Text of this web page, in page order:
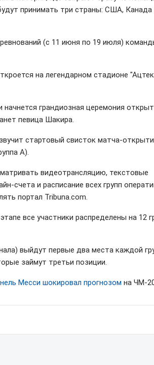
принимать три страны: США, Канада
(с 11 июня по 19 июля)
на легендарном стадионе
начнется грандиозная церемония
певица Шакира.
стартовый свисток матча-
А).
видеотрансляцию, текстовые
счета и расписание всех групп
портал Tribuna.com.
все участники распределены на 12
выйдут первые два места каждой
займут третьи позиции.
Месси шокировал прогнозом на ЧМ-